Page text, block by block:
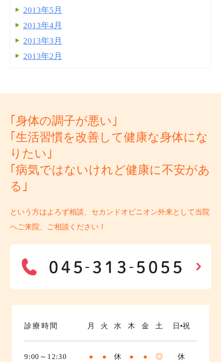
2013年5月
2013年4月
2013年3月
2013年2月
｢身体の調子が悪い｣
｢生活習慣を改善して健康な身体にな
りたい｣
｢病気ではないけれど健康に不安があ
る｣
という方はよろず相談、セカンドオピニオン外来として当院
へご来院、ご相談ください！
診療時間 月 火 水 木 金 土 日•祝
9:00～12:30 ● ● 休 ● ● ◎
休